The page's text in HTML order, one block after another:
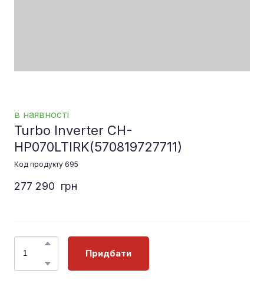
в наявності
Turbo Inverter CH-
HP070LTIRK(570819727711)
Код продукту 695
277 290  грн
Придбати